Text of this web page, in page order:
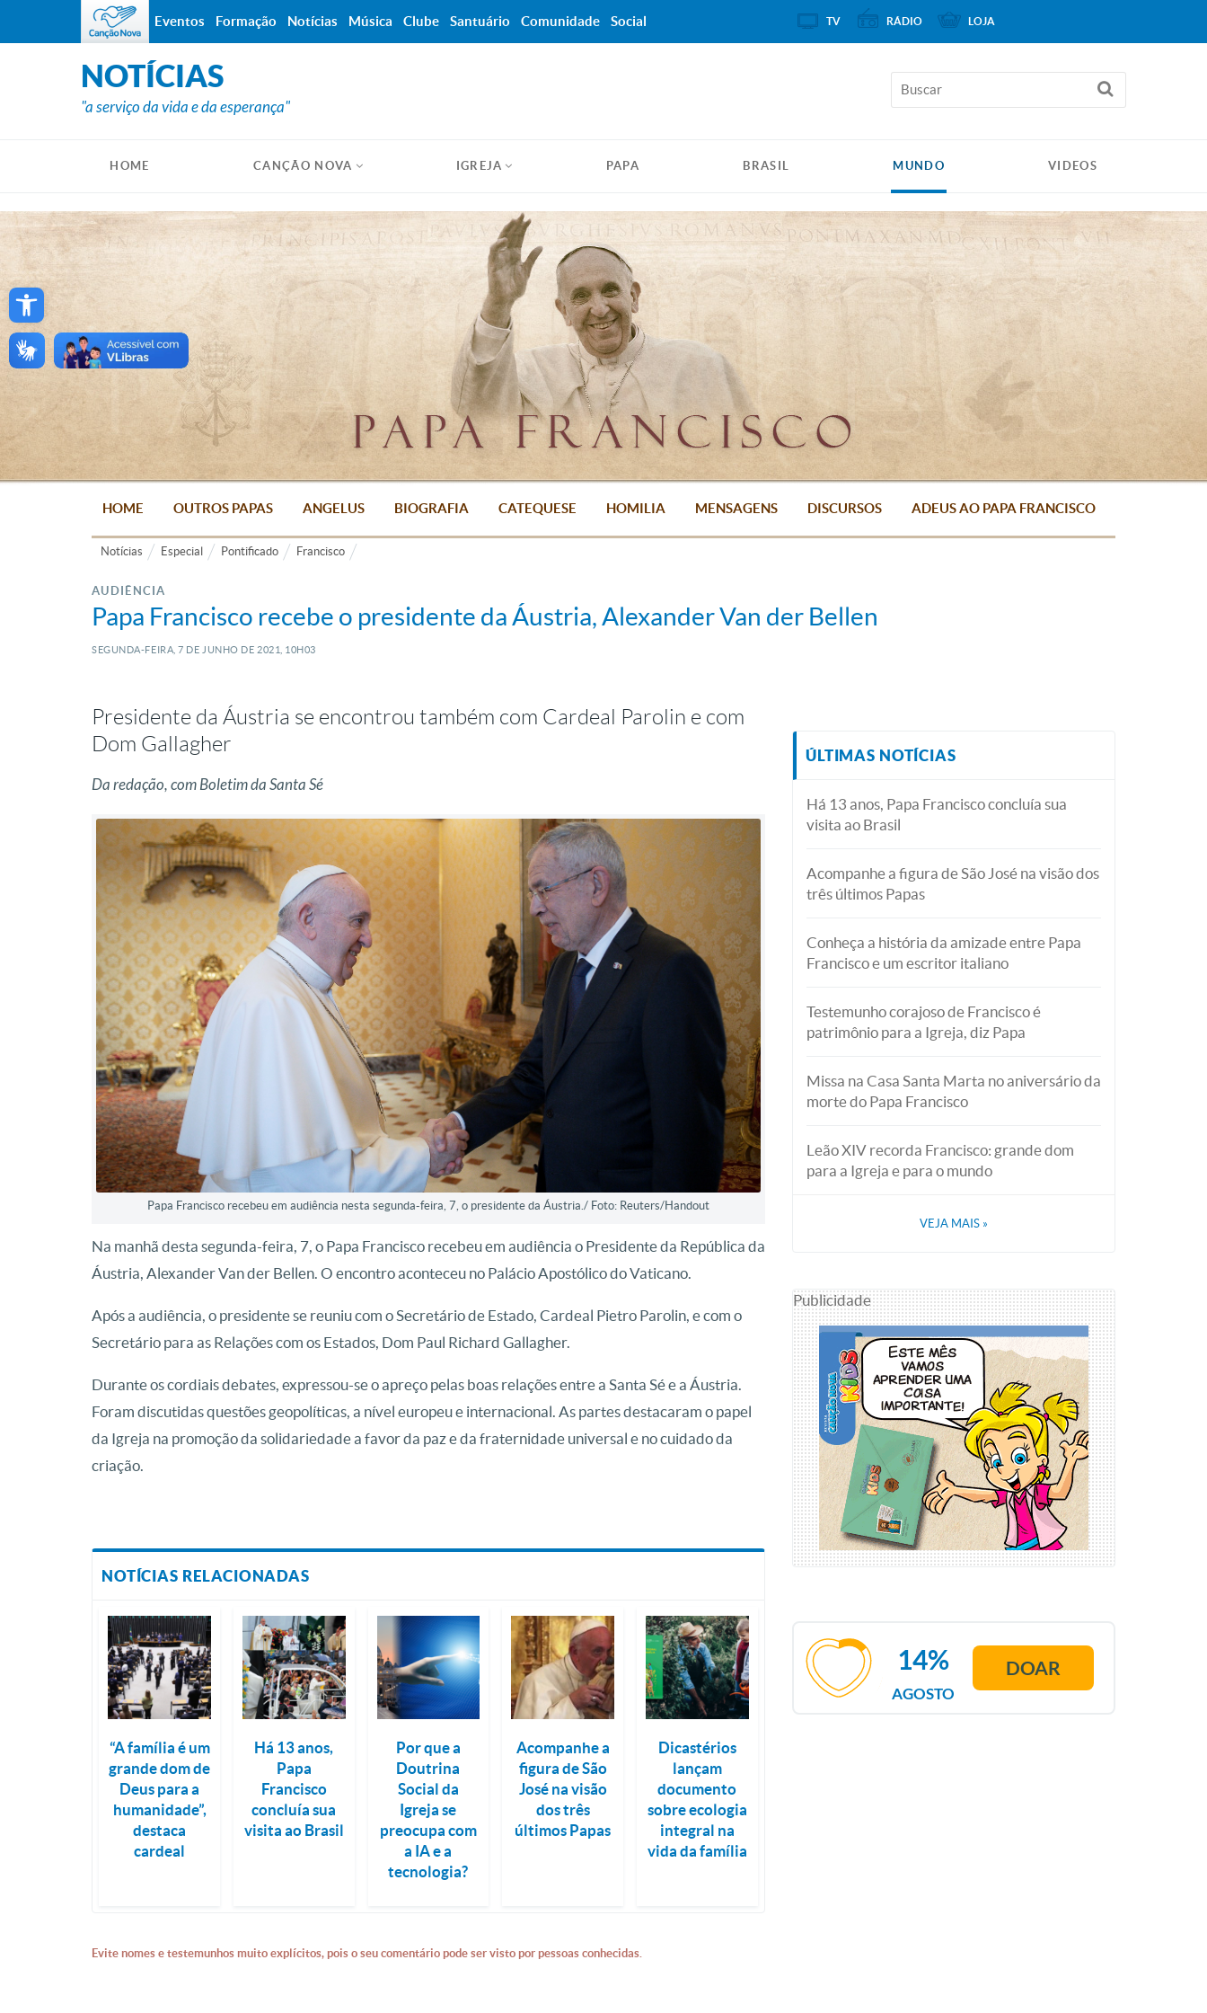
Open toolbar
NOTÍCIAS
"a serviço da vida e da esperança"
HOME CANÇÃO NOVA IGREJA PAPA BRASIL MUNDO VIDEOS
HOME OUTROS PAPAS ANGELUS BIOGRAFIA CATEQUESE HOMILIA MENSAGENS DISCURSOS ADEUS AO PAPA FRANCISCO
Notícias Especial Pontificado Francisco
AUDIÊNCIA
Papa Francisco recebe o presidente da Áustria, Alexander Van der Bellen
SEGUNDA-FEIRA, 7 DE JUNHO DE 2021, 10H03
Presidente da Áustria se encontrou também com Cardeal Parolin e com
Dom Gallagher
Da redação, com Boletim da Santa Sé
Papa Francisco recebeu em audiência nesta segunda-feira, 7, o presidente da Áustria./ Foto: Reuters/Handout
Na manhã desta segunda-feira, 7, o Papa Francisco recebeu em audiência o Presidente da República da
Áustria, Alexander Van der Bellen. O encontro aconteceu no Palácio Apostólico do Vaticano.
Após a audiência, o presidente se reuniu com o Secretário de Estado, Cardeal Pietro Parolin, e com o
Secretário para as Relações com os Estados, Dom Paul Richard Gallagher.
Durante os cordiais debates, expressou-se o apreço pelas boas relações entre a Santa Sé e a Áustria.
Foram discutidas questões geopolíticas, a nível europeu e internacional. As partes destacaram o papel
da Igreja na promoção da solidariedade a favor da paz e da fraternidade universal e no cuidado da
criação.
NOTÍCIAS RELACIONADAS
“A família é um
grande dom de
Deus para a
humanidade”,
destaca
cardeal
Há 13 anos,
Papa
Francisco
concluía sua
visita ao Brasil
Por que a
Doutrina
Social da
Igreja se
preocupa com
a IA e a
tecnologia?
Acompanhe a
figura de São
José na visão
dos três
últimos Papas
Dicastérios
lançam
documento
sobre ecologia
integral na
vida da família
Evite nomes e testemunhos muito explícitos, pois o seu comentário pode ser visto por pessoas conhecidas.
ÚLTIMAS NOTÍCIAS
Há 13 anos, Papa Francisco concluía sua
visita ao Brasil
Acompanhe a figura de São José na visão dos
três últimos Papas
Conheça a história da amizade entre Papa
Francisco e um escritor italiano
Testemunho corajoso de Francisco é
patrimônio para a Igreja, diz Papa
Missa na Casa Santa Marta no aniversário da
morte do Papa Francisco
Leão XIV recorda Francisco: grande dom
para a Igreja e para o mundo
VEJA MAIS »
Publicidade
AGOSTO
14% DOAR
Eventos Formação Notícias Música Clube Santuário Comunidade Social TV RÁDIO LOJA